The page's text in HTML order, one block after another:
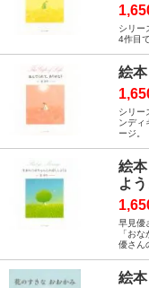
シリー
4作目で
絵
シリー
ンディ
ージ。
絵
よう
早見優
「お
優さん
絵本